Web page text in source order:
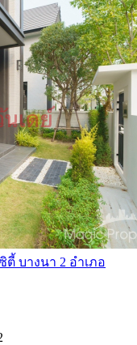
ตี้ บางนา 2 อำเภอ